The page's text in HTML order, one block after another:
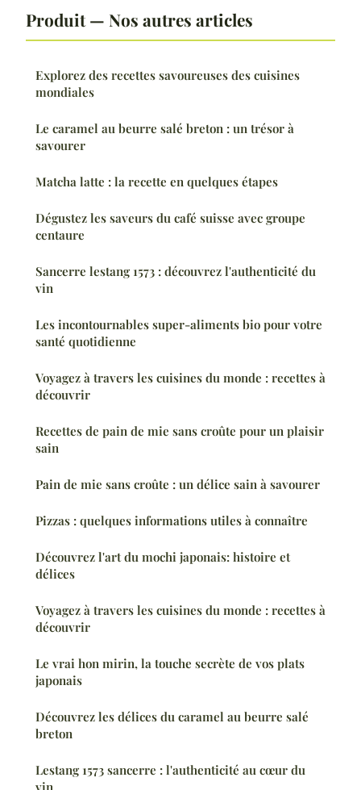
Produit — Nos autres articles
Explorez des recettes savoureuses des cuisines
mondiales
Le caramel au beurre salé breton : un trésor à
savourer
Matcha latte : la recette en quelques étapes
Dégustez les saveurs du café suisse avec groupe
centaure
Sancerre lestang 1573 : découvrez l'authenticité du
vin
Les incontournables super-aliments bio pour votre
santé quotidienne
Voyagez à travers les cuisines du monde : recettes à
découvrir
Recettes de pain de mie sans croûte pour un plaisir
sain
Pain de mie sans croûte : un délice sain à savourer
Pizzas : quelques informations utiles à connaître
Découvrez l'art du mochi japonais: histoire et
délices
Voyagez à travers les cuisines du monde : recettes à
découvrir
Le vrai hon mirin, la touche secrète de vos plats
japonais
Découvrez les délices du caramel au beurre salé
breton
Lestang 1573 sancerre : l'authenticité au cœur du